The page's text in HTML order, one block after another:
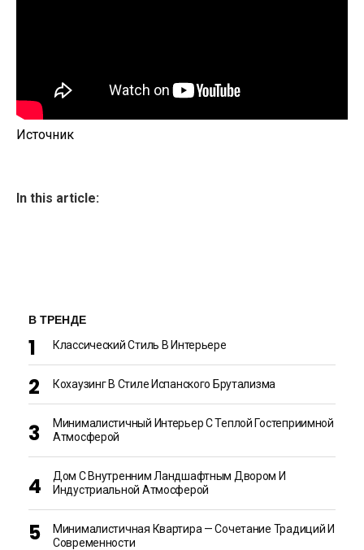
Источник
In this article:
В ТРЕНДЕ
Классический Стиль В Интерьере
Кохаузинг В Стиле Испанского Брутализма
Минималистичный Интерьер С Теплой Гостеприимной
Атмосферой
Дом С Внутренним Ландшафтным Двором И
Индустриальной Атмосферой
Минималистичная Квартира — Сочетание Традиций И
Современности